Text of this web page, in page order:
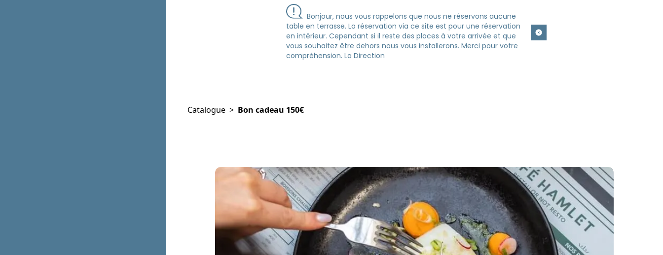
Bonjour, nous vous rappelons que nous ne réservons aucune
table en terrasse. La réservation via ce site est pour une réservation
en intérieur. Cependant si il reste des places à votre arrivée et que
vous souhaitez être dehors nous vous installerons. Merci pour votre
compréhension. La Direction
Catalogue > Bon cadeau 150€